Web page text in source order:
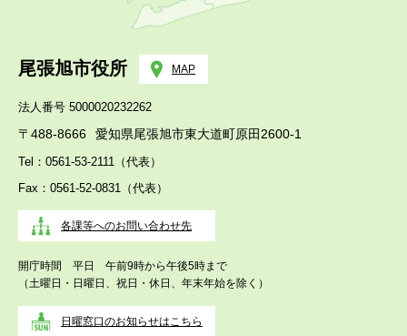
尾張旭市役所 MAP
法人番号 5000020232262
〒488-8666 愛知県尾張旭市東大道町原田2600-1
Tel：0561-53-2111（代表）
Fax：0561-52-0831（代表）
各課等へのお問い合わせ先
開庁時間 平日 午前9時から午後5時まで
（土曜日・日曜日、祝日・休日、年末年始を除く）
日曜窓口のお知らせはこちら